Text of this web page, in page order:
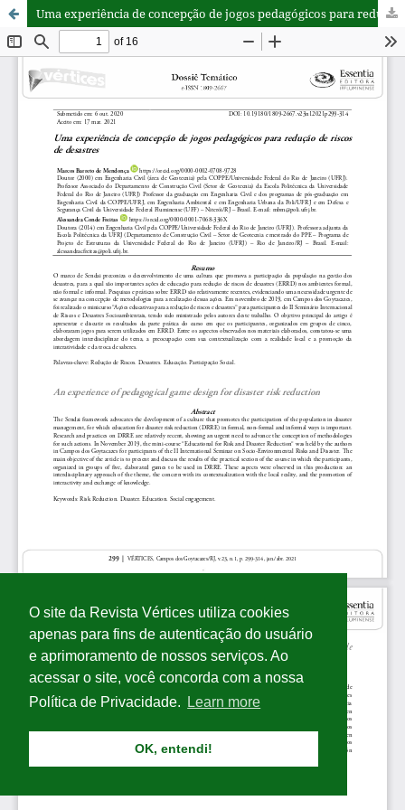
O site da Revista Vértices utiliza cookies
apenas para fins de autenticação do usuário
e aprimoramento de nossos serviços. Ao
acessar o site, você concorda com a nossa
Política de Privacidade.
Learn more
OK, entendi!
Uma experiência de concepção de jogos pedagógicos para redução de riscos de desastres